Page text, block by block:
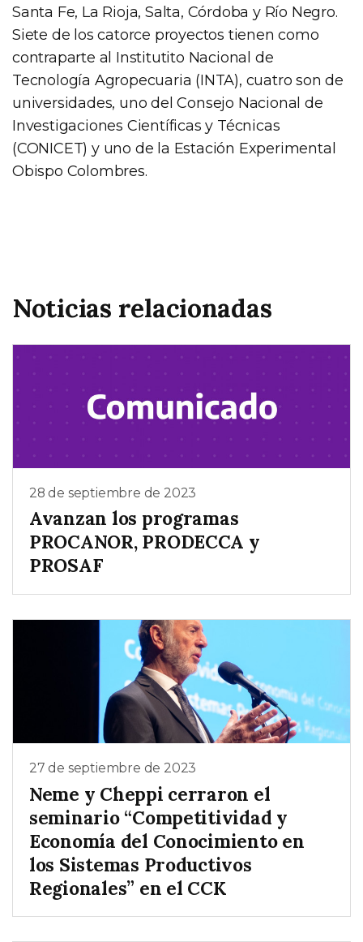
Santa Fe, La Rioja, Salta, Córdoba y Río Negro.
Siete de los catorce proyectos tienen como
contraparte al Institutito Nacional de
Tecnología Agropecuaria (INTA), cuatro son de
universidades, uno del Consejo Nacional de
Investigaciones Científicas y Técnicas
(CONICET) y uno de la Estación Experimental
Obispo Colombres.
Noticias relacionadas
28 de septiembre de 2023
Avanzan los programas
PROCANOR, PRODECCA y
PROSAF
27 de septiembre de 2023
Neme y Cheppi cerraron el
seminario “Competitividad y
Economía del Conocimiento en
los Sistemas Productivos
Regionales” en el CCK